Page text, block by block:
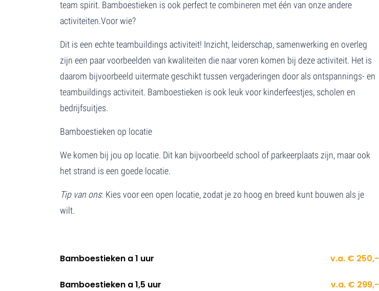
team spirit. Bamboestieken is ook perfect te combineren met één van onze andere
activiteiten.Voor wie?
Dit is een echte teambuildings activiteit! Inzicht, leiderschap, samenwerking en overleg
zijn een paar voorbeelden van kwaliteiten die naar voren komen bij deze activiteit. Het is
daarom bijvoorbeeld uitermate geschikt tussen vergaderingen door als ontspannings- en
teambuildings activiteit. Bamboestieken is ook leuk voor kinderfeestjes, scholen en
bedrijfsuitjes.
Bamboestieken op locatie
We komen bij jou op locatie. Dit kan bijvoorbeeld school of parkeerplaats zijn, maar ook
het strand is een goede locatie.
Tip van ons: Kies voor een open locatie, zodat je zo hoog en breed kunt bouwen als je
wilt.
Bamboestieken a 1 uur v.a. € 250,-
Bamboestieken a 1,5 uur v.a. € 299,-